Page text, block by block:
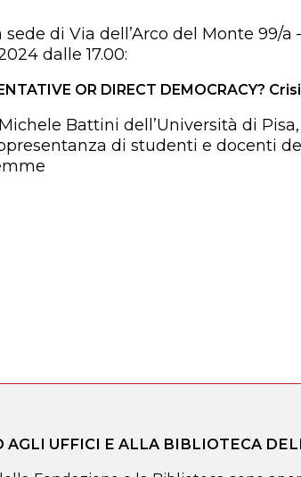
sede di Via dell’Arco del Monte 99/a
dalle 17.00:
OR DIRECT DEMOCRACY?
Battini dell’Università di
di studenti e docenti
AGLI UFFICI E ALLA BIBLIOTECA